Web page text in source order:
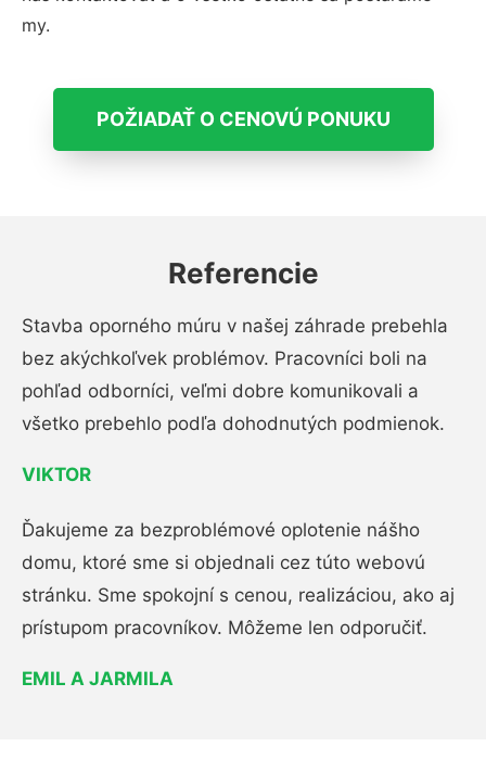
my.
POŽIADAŤ O CENOVÚ PONUKU
Referencie
Stavba oporného múru v našej záhrade prebehla
bez akýchkoľvek problémov. Pracovníci boli na
pohľad odborníci, veľmi dobre komunikovali a
všetko prebehlo podľa dohodnutých podmienok.
VIKTOR
Ďakujeme za bezproblémové oplotenie nášho
domu, ktoré sme si objednali cez túto webovú
stránku. Sme spokojní s cenou, realizáciou, ako aj
prístupom pracovníkov. Môžeme len odporučiť.
EMIL A JARMILA